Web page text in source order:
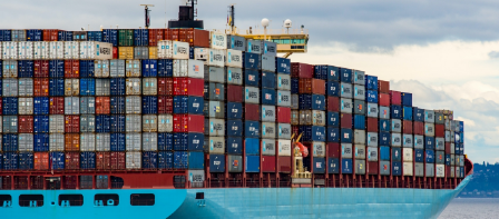
オンラインサービス
その他事業
会社概要
お知らせ